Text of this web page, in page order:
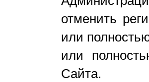
отменить
или
или
Сайта.